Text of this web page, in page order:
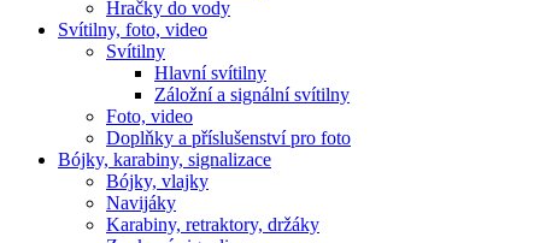
Hračky do vody
Svítilny, foto, video
Svítilny
Hlavní svítilny
Záložní a signální svítilny
Foto, video
Doplňky a příslušenství pro foto
Bójky, karabiny, signalizace
Bójky, vlajky
Navijáky
Karabiny, retraktory, držáky